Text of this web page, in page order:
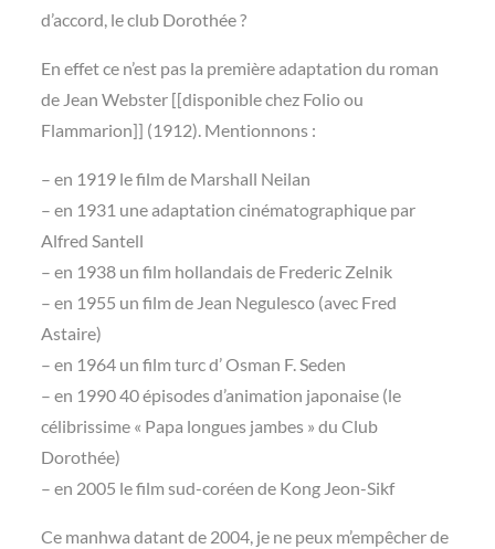
d’accord, le club Dorothée ?
En effet ce n’est pas la première adaptation du roman
de Jean Webster [[disponible chez Folio ou
Flammarion]] (1912). Mentionnons :
– en 1919 le film de Marshall Neilan
– en 1931 une adaptation cinématographique par
Alfred Santell
– en 1938 un film hollandais de Frederic Zelnik
– en 1955 un film de Jean Negulesco (avec Fred
Astaire)
– en 1964 un film turc d’ Osman F. Seden
– en 1990 40 épisodes d’animation japonaise (le
célibrissime « Papa longues jambes » du Club
Dorothée)
– en 2005 le film sud-coréen de Kong Jeon-Sikf
Ce manhwa datant de 2004, je ne peux m’empêcher de